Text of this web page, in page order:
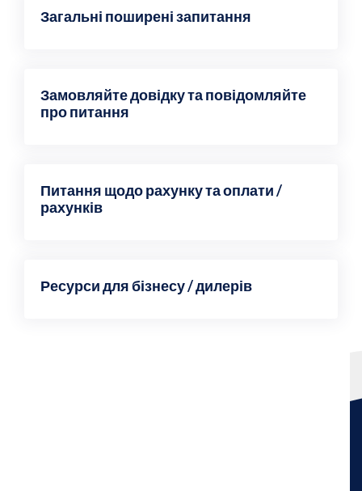
Загальні поширені запитання
Замовляйте довідку та повідомляйте
про питання
Питання щодо рахунку та оплати /
рахунків
Ресурси для бізнесу / дилерів